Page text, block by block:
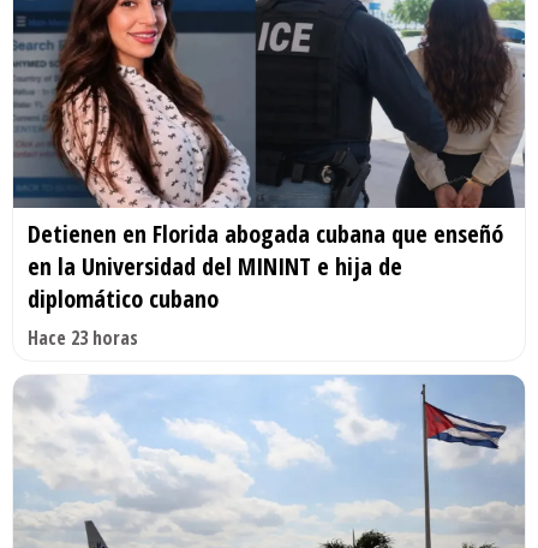
Detienen en Florida abogada cubana que enseñó
en la Universidad del MININT e hija de
diplomático cubano
Hace 23 horas